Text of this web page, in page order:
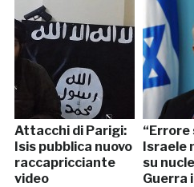
Attacchi di Parigi:
Isis pubblica nuovo
raccapricciante
video
“Errore
Israele
su
Guerra